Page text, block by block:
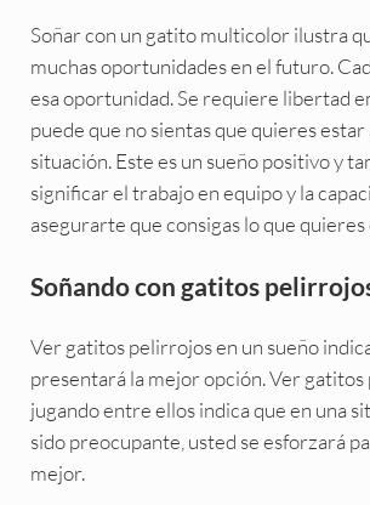
Soñar con un gatito multicolor ilustra
muchas oportunidades en el futuro.
esa oportunidad. Se requiere libertad
puede que no sientas que quieres estar
situación. Este es un sueño positivo y
significar el trabajo en equipo y la
asegurarte que consigas lo que quieres
Soñando con gatitos
Ver gatitos pelirrojos en un sueño
presentará la mejor opción. Ver
jugando entre ellos indica que en una
sido preocupante, usted se esforzará
mejor.